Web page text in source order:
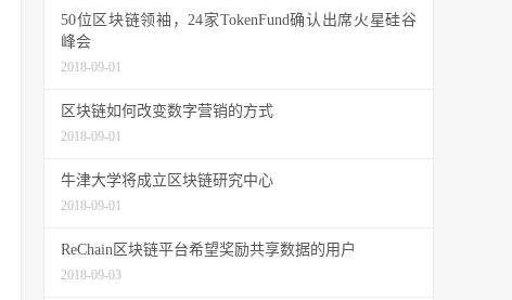
50位区块链领袖，24家TokenFund确认出席火星硅谷
峰会
2018-09-01
区块链如何改变数字营销的方式
2018-09-01
牛津大学将成立区块链研究中心
2018-09-01
ReChain区块链平台希望奖励共享数据的用户
2018-09-03